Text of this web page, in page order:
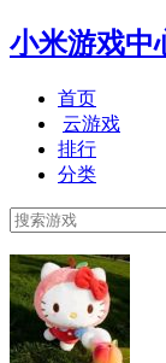
小米游戏中
首页
云游戏
排行
分类